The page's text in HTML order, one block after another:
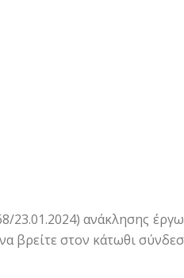
ανάκλησης
βρείτε στον κάτωθι